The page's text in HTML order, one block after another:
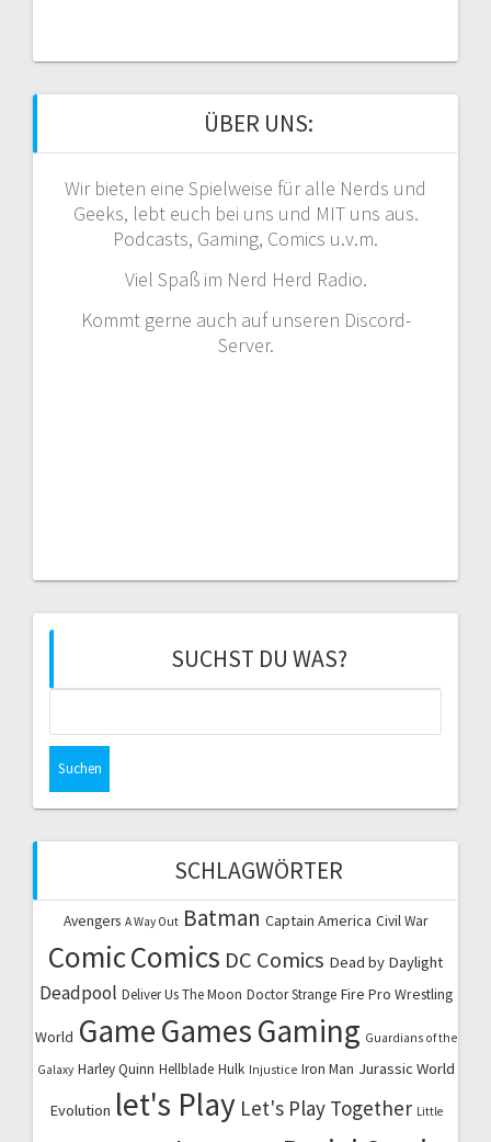
ÜBER UNS:
Wir bieten eine Spielweise für alle Nerds und
Geeks, lebt euch bei uns und MIT uns aus.
Podcasts, Gaming, Comics u.v.m.
Viel Spaß im Nerd Herd Radio.
Kommt gerne auch auf unseren Discord-
Server.
SUCHST DU WAS?
SCHLAGWÖRTER
Avengers A Way Out Batman Captain America Civil War
ComicComics DC Comics Dead by Daylight
Deadpool Deliver Us The Moon Doctor Strange Fire Pro Wrestling
World GameGamesGaming Guardians of the
Galaxy Harley Quinn Hellblade Hulk Injustice Iron Man Jurassic World
Evolution let's Play Let's Play Together Little